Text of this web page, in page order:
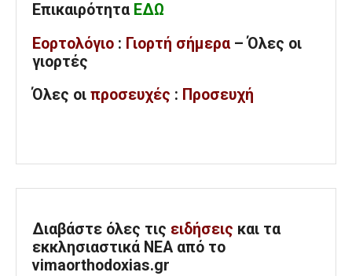
Επικαιρότητα ΕΔΩ
Εορτολόγιο : Γιορτή σήμερα – Όλες οι
γιορτές
Όλες οι προσευχές : Προσευχή
Διαβάστε όλες τις ειδήσεις και τα
εκκλησιαστικά ΝΕΑ από το
vimaorthodoxias.gr